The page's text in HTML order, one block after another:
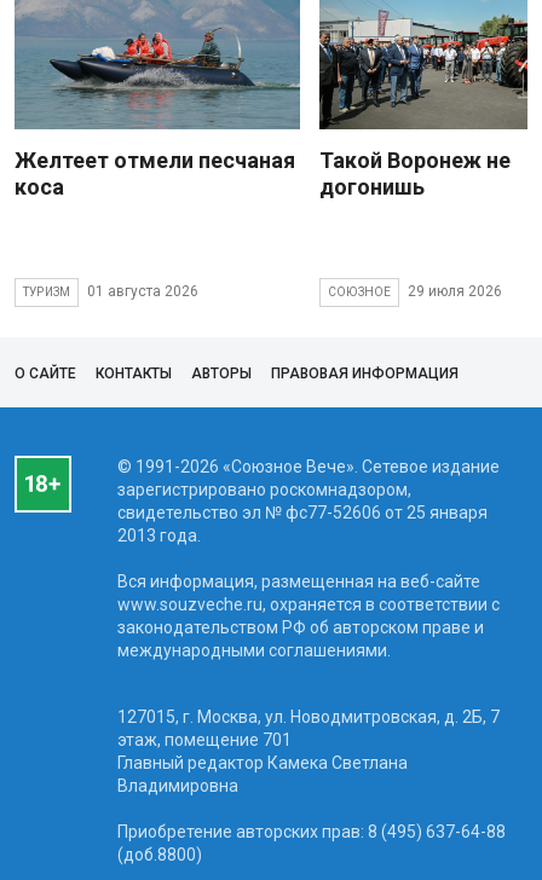
Желтеет отмели песчаная
коса
ТУРИЗМ 01 августа 2026
Такой Воронеж не
догонишь
СОЮЗНОЕ 29 июля 2026
О САЙТЕ КОНТАКТЫ АВТОРЫ ПРАВОВАЯ ИНФОРМАЦИЯ
© 1991-2026 «Союзное Вече». Сетевое издание
зарегистрировано роскомнадзором,
свидетельство эл № фc77-52606 от 25 января
2013 года.
Вся информация, размещенная на веб-сайте
www.souzveche.ru, охраняется в соответствии с
законодательством РФ об авторском праве и
международными соглашениями.
127015, г. Москва, ул. Новодмитровская, д. 2Б, 7
этаж, помещение 701
Главный редактор Камека Светлана
Владимировна
Приобретение авторских прав: 8 (495) 637-64-88
(доб.8800)